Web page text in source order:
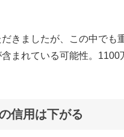
きましたが、この中で
まれている可能性。
信用は下がる